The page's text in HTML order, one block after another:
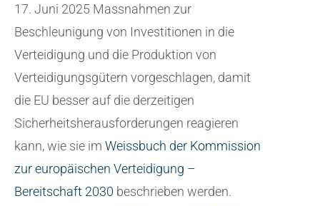
17. Juni 2025 Massnahmen zur
Beschleunigung von Investitionen in die
Verteidigung und die Produktion von
Verteidigungsgütern vorgeschlagen, damit
die EU besser auf die derzeitigen
Sicherheitsherausforderungen reagieren
kann, wie sie im Weissbuch der Kommission
zur europäischen Verteidigung –
Bereitschaft 2030 beschrieben werden.